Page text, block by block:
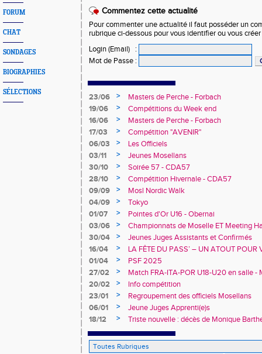
FORUM
CHAT
SONDAGES
BIOGRAPHIES
SÉLECTIONS
Commentez cette actualité
Pour commenter une actualité il faut posséder un
rubrique ci-dessous pour vous identifier ou vous
Login (Email)
:
Mot de Passe :
23/06 >
Masters de Perche - Forbach
19/06
>
Compétitions du Week end
16/06
>
Masters de Perche - Forbach
17/03
>
Compétition "AVENIR"
06/03
>
Les Officiels
03/11
>
Jeunes Mosellans
30/10
>
Soirée 57 - CDA57
28/10
>
Compétition Hivernale - CDA57
09/09
>
Mosl Nordic Walk
04/09
>
Tokyo
01/07
>
Pointes d'Or U16 - Obernai
03/06
>
Championnats de Moselle ET Meeting
30/04
>
Jeunes Juges Assistants et Confirmés
16/04
>
LA FÊTE DU PASS’ – UN ATOUT POUR
01/04
>
PSF 2025
27/02
>
Match FRA-ITA-POR U18-U20 en salle -
20/02
>
Info compétition
23/01
>
Regroupement des officiels Mosellans
06/01
>
Jeune Juges Apprenti(e)s
18/12
> Triste nouvelle : décès de Monique